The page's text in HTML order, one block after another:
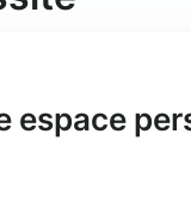
espace